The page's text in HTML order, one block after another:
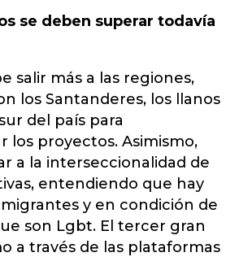
se deben superar todavía
salir más a las regiones,
los Santanderes, los llanos
del país para
los proyectos. Asimismo,
a la interseccionalidad de
entendiendo que hay
y en condición de
son Lgbt. El tercer gran
a través de las plataformas